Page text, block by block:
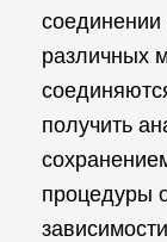
соединении
различных
получить
процедуры